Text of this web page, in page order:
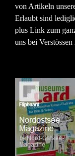
von Artikeln
Erlaubt sind
plus Link zum
uns bei